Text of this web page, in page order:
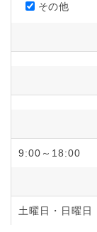
その他
9:00～18:00
土曜日・日曜日